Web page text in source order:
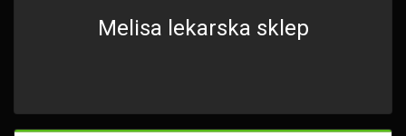
Melisa lekarska sklep